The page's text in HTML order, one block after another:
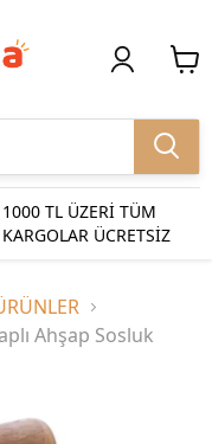
1000 TL ÜZERİ TÜM
KARGOLAR ÜCRETSİZ
Ahşap Sosluk